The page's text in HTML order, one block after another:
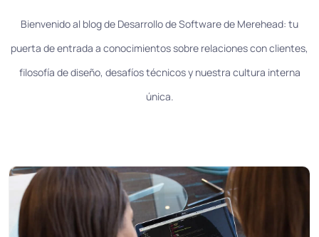
Bienvenido al blog de Desarrollo de Software de Merehead: tu
puerta de entrada a conocimientos sobre relaciones con clientes,
filosofía de diseño, desafíos técnicos y nuestra cultura interna
única.